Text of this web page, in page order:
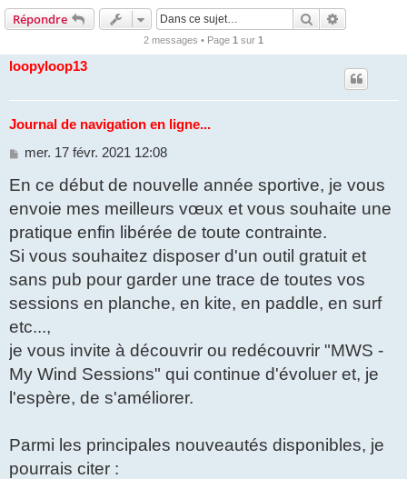
Répondre Rechercher
2 messages • Page 1 sur 1
loopyloop13
Journal de navigation en ligne...
M
s
a
g
mer. 17 févr. 2021 12:08
En ce début de nouvelle année sportive, je vous
envoie mes meilleurs vœux et vous souhaite une
pratique enfin libérée de toute contrainte.
Si vous souhaitez disposer d'un outil gratuit et
sans pub pour garder une trace de toutes vos
sessions en planche, en kite, en paddle, en surf
etc...,
je vous invite à découvrir ou redécouvrir "MWS -
My Wind Sessions" qui continue d'évoluer et, je
l'espère, de s'améliorer.
Parmi les principales nouveautés disponibles, je
pourrais citer :